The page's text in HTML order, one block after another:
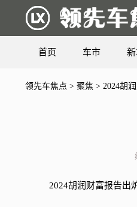
首页 车市
领先车焦点 > 聚焦 > 2024胡
2024胡润财富报告出